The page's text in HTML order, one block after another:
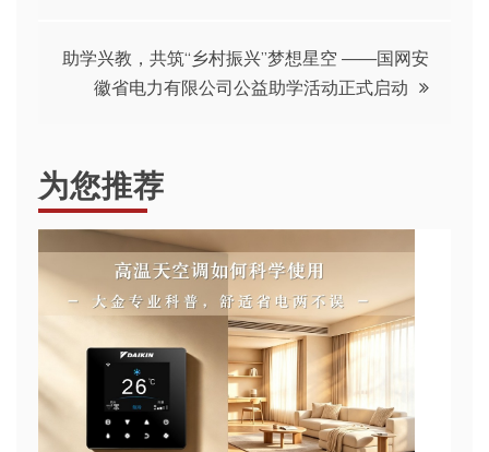
导
助学兴教，共筑“乡村振兴”梦想星空 ——国网安
徽省电力有限公司公益助学活动正式启动
为您推荐